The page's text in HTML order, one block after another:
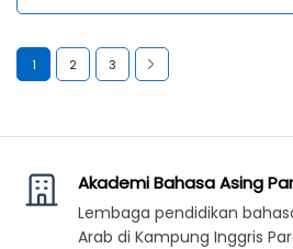
1 2 3
Akademi Bahasa Asing
Lembaga pendidikan
Arab di Kampung Inggris